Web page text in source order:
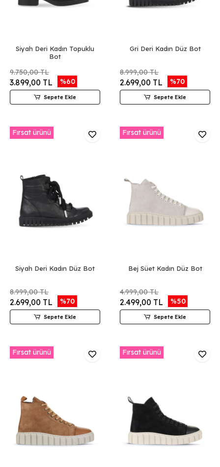
Siyah Deri Kadın Topuklu
Bot
9.750,00 TL
3.899,00 TL %60
Sepete Ekle
Gri Deri Kadın Düz Bot
8.999,00 TL
2.699,00 TL %70
Sepete Ekle
Fırsat ürünü
Siyah Deri Kadın Düz Bot
8.999,00 TL
2.699,00 TL %70
Sepete Ekle
Fırsat ürünü
Bej Süet Kadın Düz Bot
4.999,00 TL
2.499,00 TL %50
Sepete Ekle
Fırsat ürünü Fırsat ürünü